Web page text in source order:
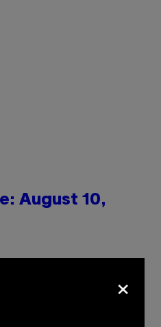
August 10,
×